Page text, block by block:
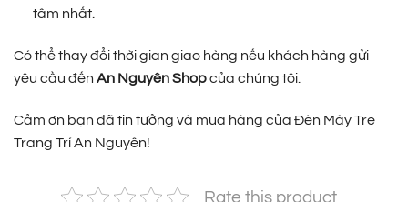
tâm nhất.
Có thể thay đổi thời gian giao hàng nếu khách hàng gửi
yêu cầu đến An Nguyên Shopcủa chúng tôi.
Cảm ơn bạn đã tin tưởng và mua hàng của Đèn Mây Tre
Trang Trí An Nguyên!
Rate this product